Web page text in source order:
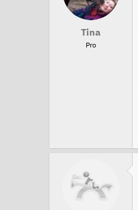
Tina
Pro